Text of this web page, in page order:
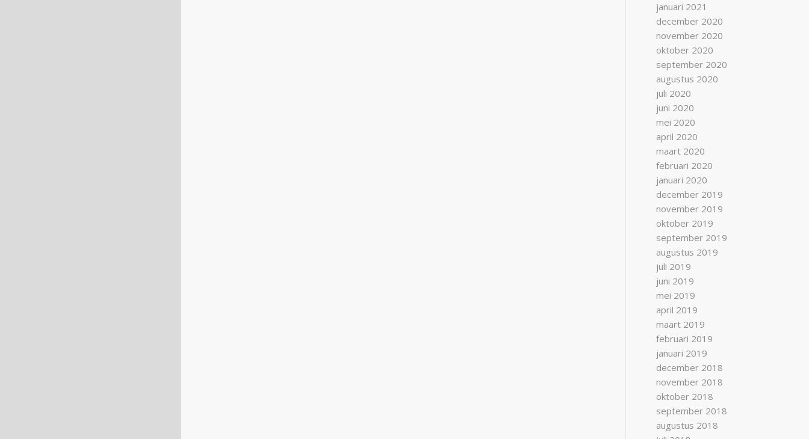
januari 2021
december 2020
november 2020
oktober 2020
september 2020
augustus 2020
juli 2020
juni 2020
mei 2020
april 2020
maart 2020
februari 2020
januari 2020
december 2019
november 2019
oktober 2019
september 2019
augustus 2019
juli 2019
juni 2019
mei 2019
april 2019
maart 2019
februari 2019
januari 2019
december 2018
november 2018
oktober 2018
september 2018
augustus 2018